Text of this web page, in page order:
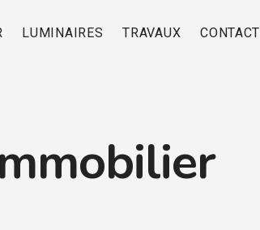
LUMINAIRES TRAVAUX CONTACT